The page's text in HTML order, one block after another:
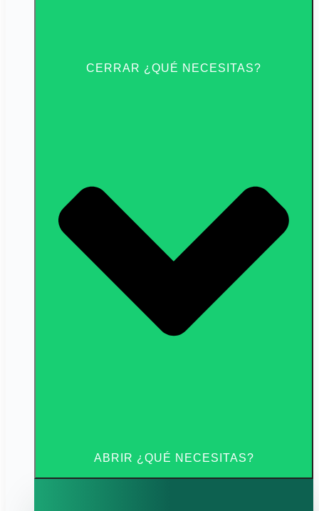
CERRAR ¿QUÉ NECESITAS?
ABRIR ¿QUÉ NECESITAS?